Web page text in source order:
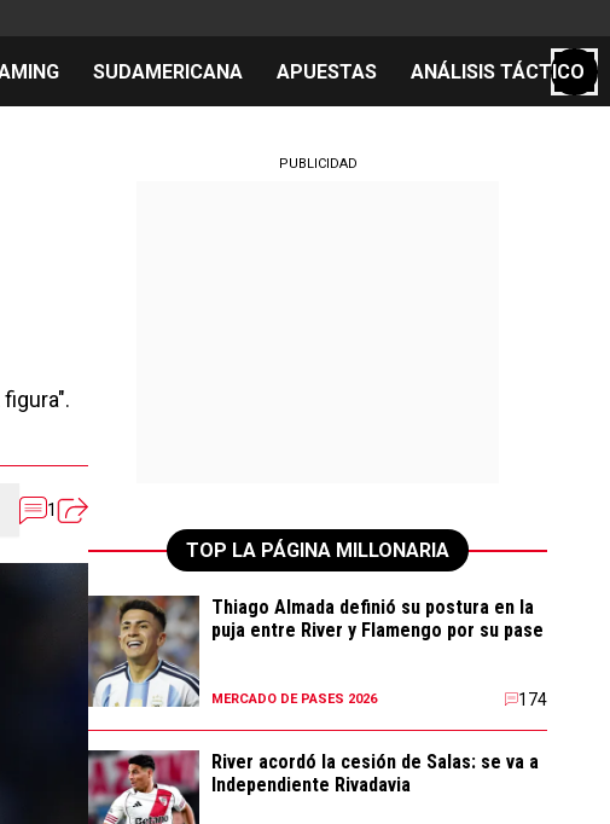
SUDAMERICANA APUESTAS ANÁLISIS TÁCTICO
1
PUBLICIDAD
TOP LA PÁGINA MILLONARIA
Thiago Almada definió su postura en la
puja entre River y Flamengo por su pase
MERCADO DE PASES 2026 174
River acordó la cesión de Salas: se va a
Independiente Rivadavia